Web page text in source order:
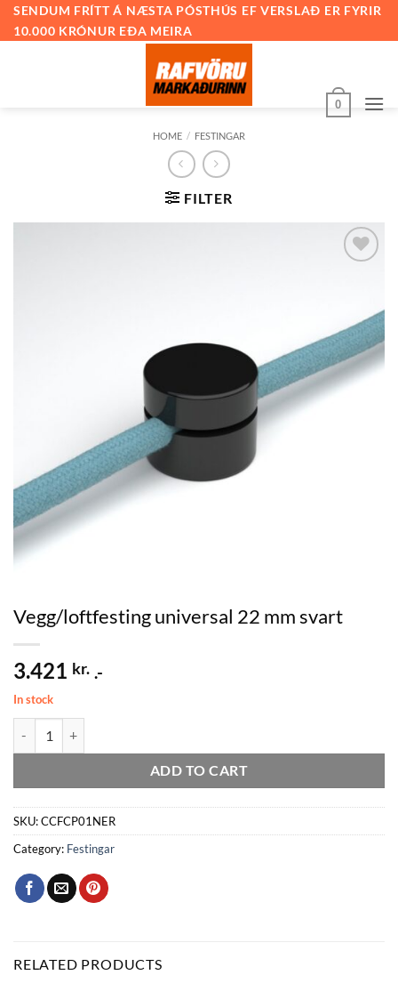
SkipSENDUM FRÍTT Á NÆSTA PÓSTHÚS EF VERSLAÐ ER FYRIR
10.000 KRÓNUR EÐA MEIRA
0
HOME / FESTINGAR
FILTER
óskalista
Vegg/loftfesting universal 22 mm svart
3.421 kr. .-
In stock
ADD TO CART
SKU:CCFCP01NER
Category: Festingar
RELATED PRODUCTS